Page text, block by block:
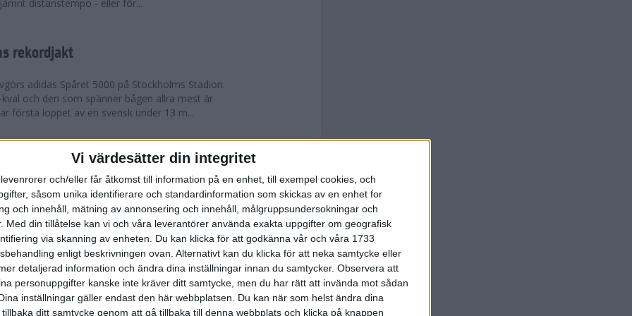
Vi värdesätter din integritet
och/eller får åtkomst till information på en enhet, till exempel cookies, och
såsom unika identifierare och standardinformation som skickas av en enhet for
och innehåll, mätning av annonsering och innehåll, målgruppsundersokningar och
Med din tillåtelse kan vi och våra leverantörer använda exakta uppgifter om geografisk
via skanning av enheten. Du kan klicka för att godkänna vår och våra 1733
enligt beskrivningen ovan. Alternativt kan du klicka för att neka samtycke eller
detaljerad information och ändra dina inställningar innan du samtycker. Observera att
personuppgifter kanske inte kräver ditt samtycke, men du har rätt att invända mot sådan
inställningar gäller endast den här webbplatsen. Du kan när som helst ändra dina
ditt samtycke genom att gå tillbaka till denna webbplats och klicka på knappen
distanstempo - eller för...
rekordjakt
adidas Spåret 5000 på Stockholms Stadion.
och den som spänner bågen allra mest är
första loppet av en svensk under 13 m...
veteran-VM i friidrott
VM i Friidrott i Göteborg och nu kan du vara
historiskt. Ta chansen att representera
den 13-25 augusti. Tävlingen är ...
med korta intervaller
intervaller när värmen äntligen är här – finns det